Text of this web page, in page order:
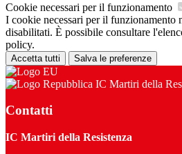
Cookie necessari per il funzionamento
I cookie necessari per il funzionamento
disabilitati. È possibile consultare
policy.
Accetta tutti Salva le preferenze
IC Martiri della
Contatti
IC Martiri della Resistenza